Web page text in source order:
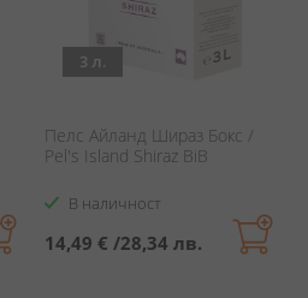
3 л.
Пелс Айланд Шираз Бокс /
Pel's Island Shiraz BiB
В наличност
14,49 € /28,34 лв.